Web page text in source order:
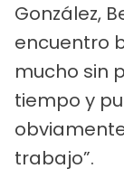
González,
encuentro
mucho sin
tiempo y
trabajo”.